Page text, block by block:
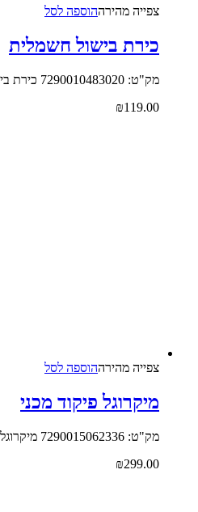
צפייה‬ ‫מהירה‬הוספה לסל
כירת בישול חשמלית
מק"ט: 7290010483020 כירת בישול חשמלית דגם ATL-103
₪119.00
צפייה‬ ‫מהירה‬הוספה לסל
מיקרוגל פיקוד מכני
מק"ט: 7290015062336 מיקרוגל פיקוד מכני בנפח 20
₪299.00